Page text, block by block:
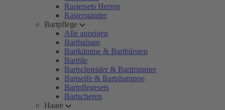
Rasiersets Herren
Rasierständer
Bartpflege
Alle anzeigen
Bartbalsam
Bartkämme & Bartbürsten
Bartöle
Bartschneider & Barttrimmer
Bartseife & Bartshampoo
Bartpflegesets
Bartscheren
Haare